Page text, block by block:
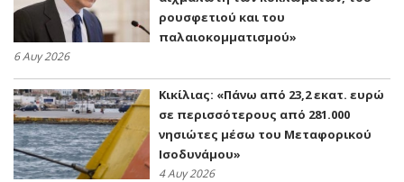
ρουσφετιού και του
παλαιοκομματισμού»
6 Αυγ 2026
Κικίλιας: «Πάνω από 23,2 εκατ. ευρώ
σε περισσότερους από 281.000
νησιώτες μέσω του Μεταφορικού
Ισοδυνάμου»
4 Αυγ 2026